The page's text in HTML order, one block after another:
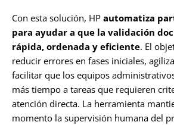
Con esta solución, HP automatiza
para ayudar a que la validación
rápida, ordenada y eficiente. El
reducir errores en fases iniciales,
facilitar que los equipos
más tiempo a tareas que requieren
atención directa. La herramienta
momento la supervisión humana del